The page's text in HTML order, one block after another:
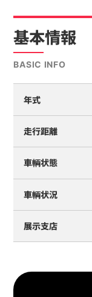
基本情報
BASIC INFO
年式
走行距離
車輌状態
車輌状況
展示支店